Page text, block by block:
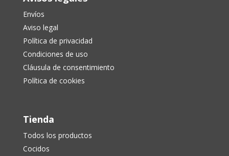
Envíos
Aviso legal
Política de privacidad
Condiciones de uso
Cláusula de consentimiento
Política de cookies
Tienda
Todos los productos
Cocidos